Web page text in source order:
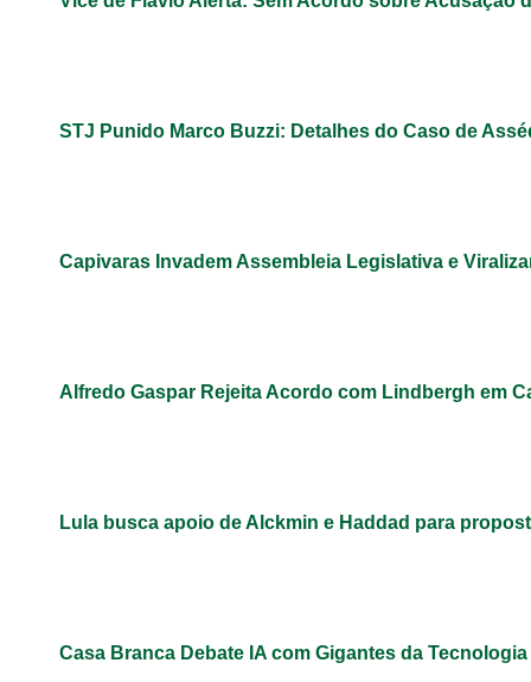
STJ Punido Marco Buzzi: Detalhes do Caso de
Capivaras Invadem Assembleia Legislativa e
Alfredo Gaspar Rejeita Acordo com Lindbergh em
Lula busca apoio de Alckmin e Haddad para
Casa Branca Debate IA com Gigantes da